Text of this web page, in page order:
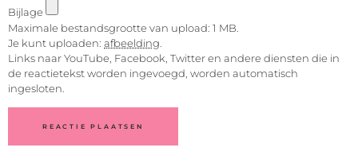
Bijlage
Maximale bestandsgrootte van upload: 1 MB.
Je kunt uploaden: afbeelding
Links naar YouTube, Facebook, Twitter en andere diensten die in
de reactietekst worden ingevoegd, worden automatisch
ingesloten.